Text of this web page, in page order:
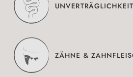
ZÄHNE &